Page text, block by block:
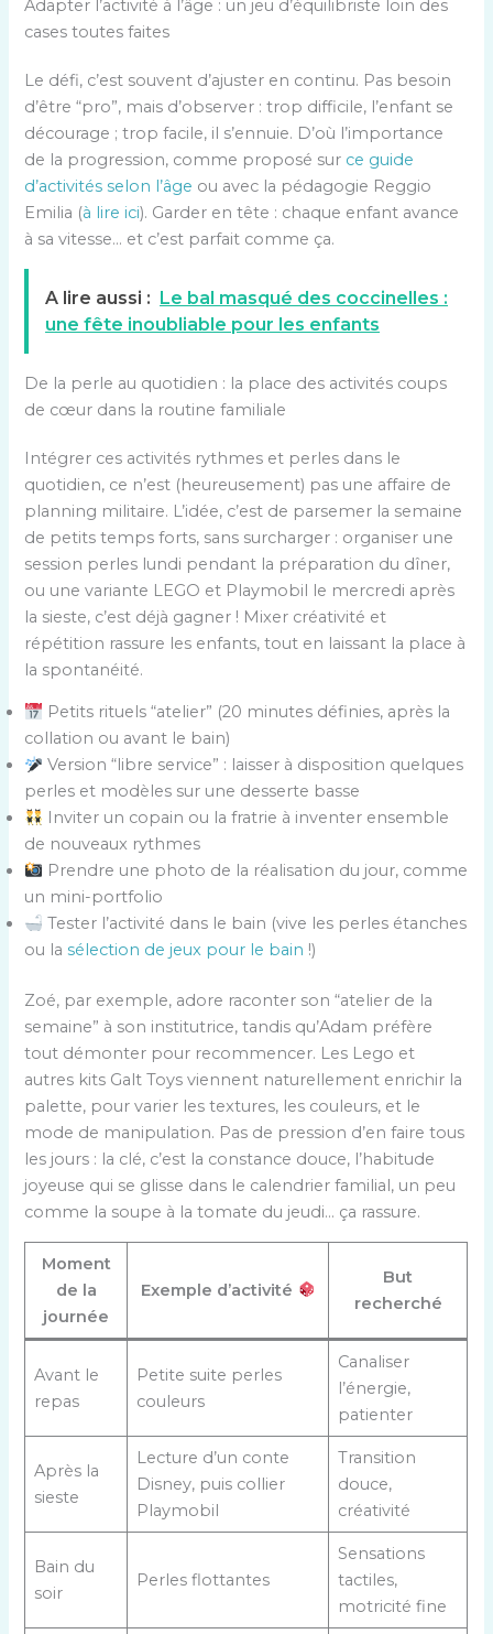
Adapter l’activité à l’âge : un jeu d’équilibriste loin des
cases toutes faites
Le défi, c’est souvent d’ajuster en continu. Pas besoin
d’être “pro”, mais d’observer : trop difficile, l’enfant se
décourage ; trop facile, il s’ennuie. D’où l’importance
de la progression, comme proposé sur ce guide
d’activités selon l’âge ou avec la pédagogie Reggio
Emilia (à lire ici). Garder en tête : chaque enfant avance
à sa vitesse… et c’est parfait comme ça.
A lire aussi : Le bal masqué des coccinelles :
une fête inoubliable pour les enfants
De la perle au quotidien : la place des activités coups
de cœur dans la routine familiale
Intégrer ces activités rythmes et perles dans le
quotidien, ce n’est (heureusement) pas une affaire de
planning militaire. L’idée, c’est de parsemer la semaine
de petits temps forts, sans surcharger : organiser une
session perles lundi pendant la préparation du dîner,
ou une variante LEGO et Playmobil le mercredi après
la sieste, c’est déjà gagner ! Mixer créativité et
répétition rassure les enfants, tout en laissant la place à
la spontanéité.
Petits rituels “atelier” (20 minutes définies, après la
collation ou avant le bain)
Version “libre service” : laisser à disposition quelques
perles et modèles sur une desserte basse
Inviter un copain ou la fratrie à inventer ensemble
de nouveaux rythmes
Prendre une photo de la réalisation du jour, comme
un mini-portfolio
Tester l’activité dans le bain (vive les perles étanches
ou lasélection de jeux pour le bain !)
Zoé, par exemple, adore raconter son “atelier de la
semaine” à son institutrice, tandis qu’Adam préfère
tout démonter pour recommencer. Les Lego et
autres kits Galt Toys viennent naturellement enrichir la
palette, pour varier les textures, les couleurs, et le
mode de manipulation. Pas de pression d’en faire tous
les jours : la clé, c’est la constance douce, l’habitude
joyeuse qui se glisse dans le calendrier familial, un peu
comme la soupe à la tomate du jeudi… ça rassure.
Moment
de la
journée
Exemple d’activité
But
recherché
Avant le
repas
Petite suite perles
couleurs
Canaliser
l’énergie,
patienter
Après la
sieste
Lecture d’un conte
Disney, puis collier
Playmobil
Transition
douce,
créativité
Bain du
soir
Perles flottantes
Sensations
tactiles,
motricité fine